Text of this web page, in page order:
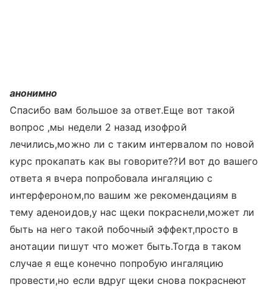
анонимно
Спасибо вам большое за ответ.Еще вот такой
вопрос ,мы недели 2 назад изофрой
лечились,можно ли с таким интервалом по новой
курс прокапать как вы говорите??И вот до вашего
ответа я вчера попробовала ингаляцию с
интерфероном,по вашим же рекомендациям в
тему аденоидов,у нас щеки покраснели,может ли
быть на него такой побочный эффект,просто в
анотации пишут что может быть.Тогда в таком
случае я еще конечно попробую ингаляцию
провести,но если вдруг щеки снова покраснеют